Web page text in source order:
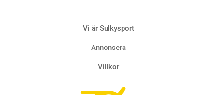
Vi är Sulkysport
Annonsera
Villkor